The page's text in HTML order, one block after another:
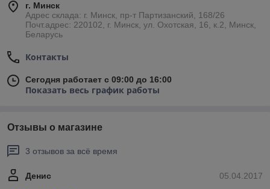
г. Минск
Адрес склада: г. Минск, пр-т Партизанский, 168/26
Почт.адрес: 220102, г. Минск, ул. Охотская, 16, к.2, Минск,
Беларусь
Контакты
Сегодня работает с 09:00 до 16:00
Показать весь график работы
Отзывы о магазине
3 отзывов за всё время
05.04.2017
Денис